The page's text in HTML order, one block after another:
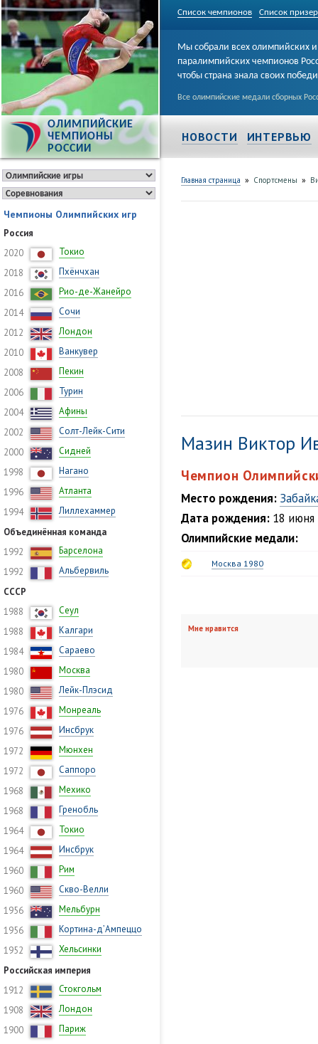
Список чемпионов Список
ОЛИМПИЙСКИЕ
ЧЕМПИОНЫ
РОССИИ
Мы собрали всех олимпийских и
паралимпийских чемпионов
чтобы страна знала своих
Все олимпийские медали сборных
НОВОСТИ ИНТЕРВЬЮ
Чемпионы Олимпийских игр
Россия
2020
Токио
2018
Пхёнчхан
2016
Рио-де-Жанейро
2014
Сочи
2012
Лондон
2010
Ванкувер
2008
Пекин
2006
Турин
2004
Афины
2002
Солт-Лейк-Сити
2000
Сидней
1998
Нагано
1996
Атланта
1994
Лиллехаммер
Объединённая команда
1992
Барселона
1992
Альбервиль
СССР
1988
Сеул
1988
Калгари
1984
Сараево
1980
Москва
1980
Лейк-Плэсид
1976
Монреаль
1976
Инсбрук
1972
Мюнхен
1972
Саппоро
1968
Мехико
1968
Гренобль
1964
Токио
1964
Инсбрук
1960
Рим
1960
Скво-Велли
1956
Мельбурн
1956
Кортина-д’Ампеццо
1952
Хельсинки
Российская империя
1912
Стокгольм
1908
Лондон
1900
Париж
Главная страница » Спортсмены »
Мазин Виктор
Чемпион
Место рождения:
Дата рождения: 18 июня
Олимпийские медали:
Москва 1980
Мне нравится